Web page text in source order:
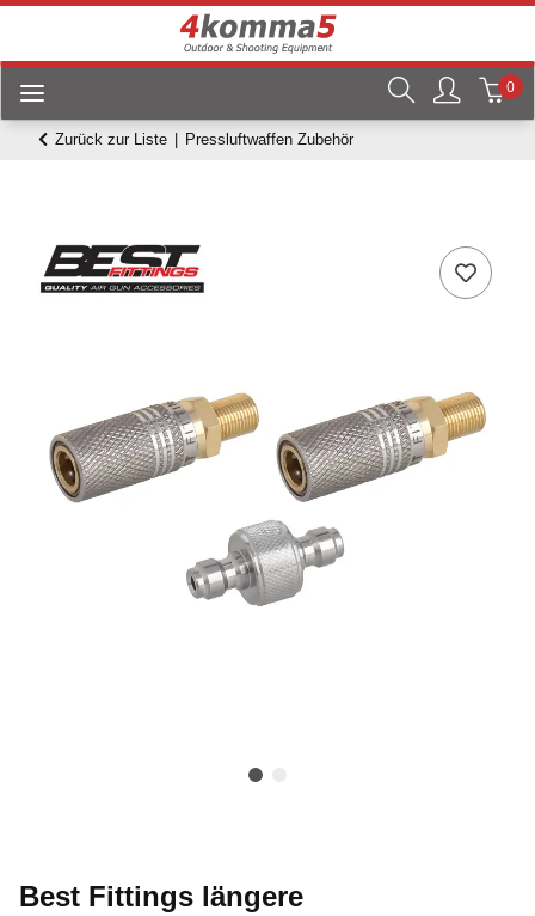
0
Zurück zur Liste Pressluftwaffen Zubehör
Best Fittings längere